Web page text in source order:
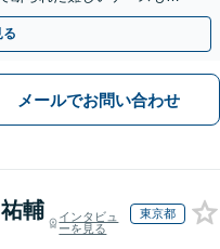
談ください
る
メールでお問い合わせ
輔
インタビュ
ーを見る
東京都